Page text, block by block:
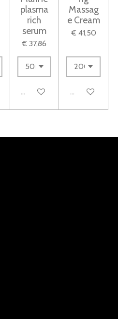
plasma
rich
serum
€ 37,86
In winkelwagen
Massag
e Cream
€ 41,50
Houd mij op